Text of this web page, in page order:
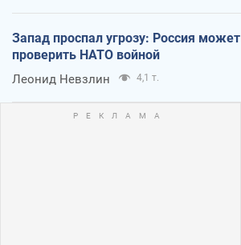
Запад проспал угрозу: Россия может
проверить НАТО войной
Леонид Невзлин 4,1 т.